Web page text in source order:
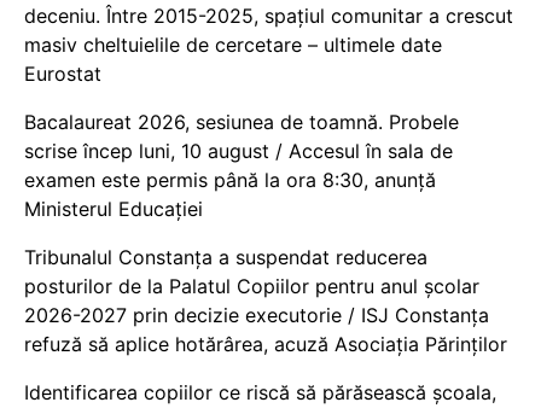
deceniu. Între 2015-2025, spațiul comunitar a crescut
masiv cheltuielile de cercetare – ultimele date
Eurostat
Bacalaureat 2026, sesiunea de toamnă. Probele
scrise încep luni, 10 august / Accesul în sala de
examen este permis până la ora 8:30, anunță
Ministerul Educației
Tribunalul Constanța a suspendat reducerea
posturilor de la Palatul Copiilor pentru anul școlar
2026-2027 prin decizie executorie / ISJ Constanța
refuză să aplice hotărârea, acuză Asociația Părinților
Identificarea copiilor ce riscă să părăsească școala,